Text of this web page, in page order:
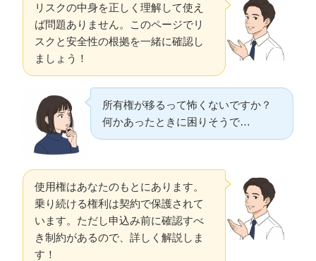
リスクの中身を正しく理解して使え
ば問題ありません。このページでリ
スクと安全性の根拠を一緒に確認し
ましょう！
所有権が移るって怖くないですか？
何かあったときに困りそうで…
使用権はあなたのもとにあります。
乗り続ける権利は契約で保護されて
います。ただし申込み前に確認すべ
き制約があるので、詳しく解説しま
す！